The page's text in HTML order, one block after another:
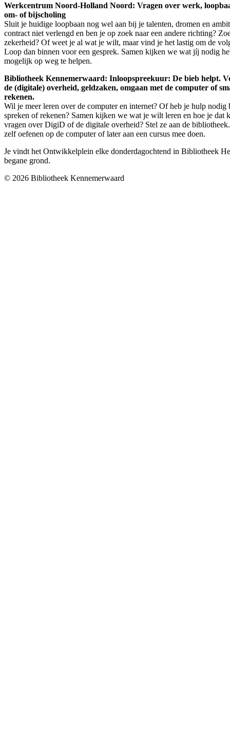
Werkcentrum Noord-Holland Noord: Vragen over werk,
om- of bijscholing
Sluit je huidige loopbaan nog wel aan bij je talenten, dromen en
contract niet verlengd en ben je op zoek naar een andere richting?
zekerheid? Of weet je al wat je wilt, maar vind je het lastig om de
Loop dan binnen voor een gesprek. Samen kijken we wat jíj nodig
mogelijk op weg te helpen.
Bibliotheek Kennemerwaard: Inloopspreekuur: De bieb helpt.
de (digitale) overheid, geldzaken, omgaan met de computer of
rekenen.
Wil je meer leren over de computer en internet? Of heb je hulp nodig
spreken of rekenen? Samen kijken we wat je wilt leren en hoe je dat
vragen over DigiD of de digitale overheid? Stel ze aan de
zelf oefenen op de computer of later aan een cursus mee doen.
Je vindt het Ontwikkelplein elke donderdagochtend in Bibliotheek
begane grond.
© 2026 Bibliotheek Kennemerwaard